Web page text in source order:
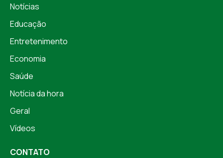
Notícias
Educação
Entretenimento
Economia
Saúde
Notícia da hora
Geral
Vídeos
CONTATO